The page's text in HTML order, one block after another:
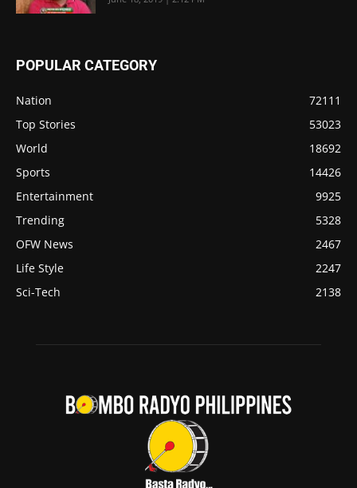
POPULAR CATEGORY
Nation
72111
Top Stories
53023
World
18692
Sports
14426
Entertainment
9925
Trending
5328
OFW News
2467
Life Style
2247
Sci-Tech
2138